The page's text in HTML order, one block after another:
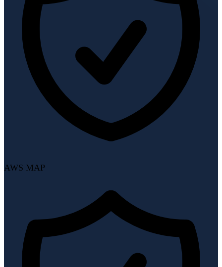
AWS MAP